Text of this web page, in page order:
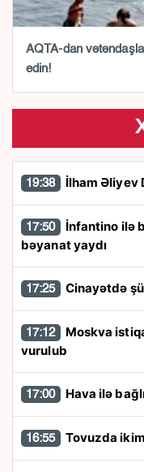
AQTA-dan
edin!
19:38 İlham Əliyev
17:50
bəyanat yaydı
17:25 Cinayətdə
17:12
vurulub
17:00 Hava ilə
16:55 Tovuzda